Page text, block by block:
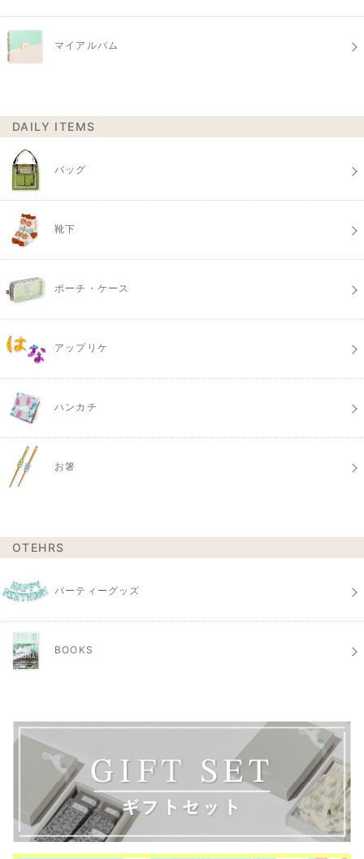
マイアルバム
DAILY ITEMS
バッグ
靴下
ポーチ・ケース
アップリケ
ハンカチ
お箸
OTEHRS
パーティーグッズ
BOOKS